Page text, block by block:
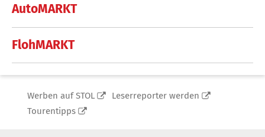
AutoMARKT
FlohMARKT
Werben auf STOL
Leserreporter werden
Tourentipps